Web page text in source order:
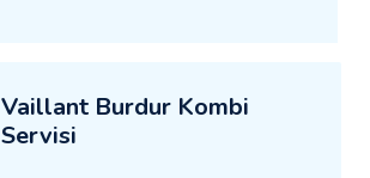
Vaillant Burdur Kombi
Servisi